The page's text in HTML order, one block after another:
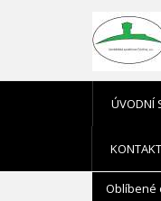
ÚVODNÍ
Oblíbené